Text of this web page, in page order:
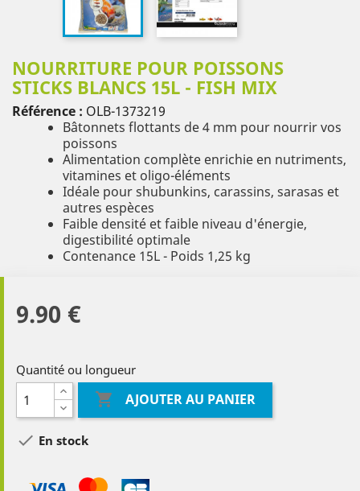
NOURRITURE POUR POISSONS
STICKS BLANCS 15L - FISH MIX
Référence : OLB-1373219
Bâtonnets flottants de 4 mm pour nourrir vos
poissons
Alimentation complète enrichie en nutriments,
vitamines et oligo-éléments
Idéale pour shubunkins, carassins, sarasas et
autres espèces
Faible densité et faible niveau d'énergie,
digestibilité optimale
Contenance 15L - Poids 1,25 kg
9.90 €
Quantité ou longueur
 AJOUTER AU PANIER
 En stock